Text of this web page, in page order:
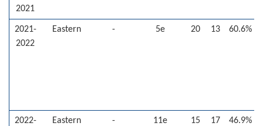
2021
2021-
2022
Eastern - 5e 20 13 60.6%
2022-
Eastern - 11e 15 17 46.9%